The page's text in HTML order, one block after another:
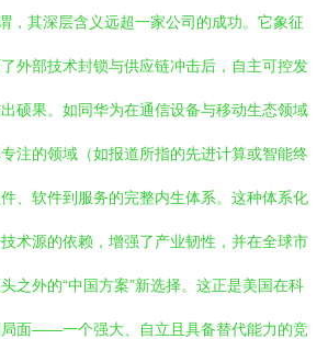
，其深层含义远超一家公司的成功。它象征
外部技术封锁与供应链冲击后，自主可控发
硕果。如同华为在通信设备与移动生态领域
注的领域（如报道所指的先进计算或智能终
、软件到服务的完整内生体系。这种体系化
术源的依赖，增强了产业韧性，并在全球市
之外的“中国方案”新选择。这正是美国在科
面——一个强大、自立且具备替代能力的竞